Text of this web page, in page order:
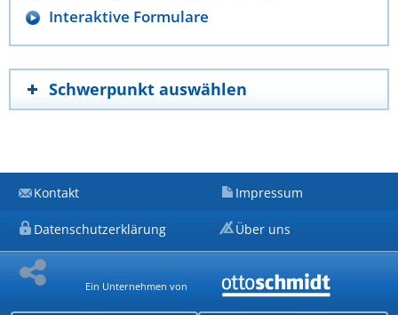
Interaktive Formulare
Schwerpunkt auswählen
Kontakt Impressum
Datenschutzerklärung Über uns
Ein Unternehmen von